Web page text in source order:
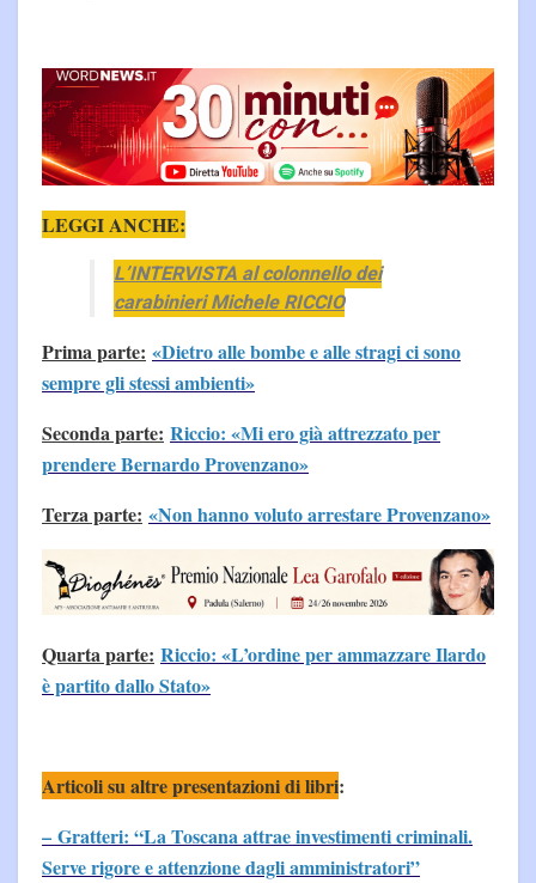
LEGGI ANCHE:
L’INTERVISTA al colonnello dei
carabinieri Michele RICCIO
Prima parte: «Dietro alle bombe e alle stragi ci sono
sempre gli stessi ambienti»
Seconda parte: Riccio: «Mi ero già attrezzato per
prendere Bernardo Provenzano»
Terza parte: «Non hanno voluto arrestare Provenzano»
Quarta parte: Riccio: «L’ordine per ammazzare Ilardo
è partito dallo Stato»
Articoli su altre presentazioni di libri:
– Gratteri: “La Toscana attrae investimenti criminali.
Serve rigore e attenzione dagli amministratori”